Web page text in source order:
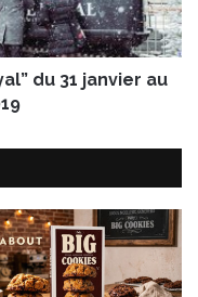
du 31 janvier au